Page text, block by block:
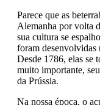
Parece que as
Alemanha por volta
sua cultura se
foram desenvolvidas
Desde 1786, elas se
muito importante,
da Prússia.
Na nossa época, o